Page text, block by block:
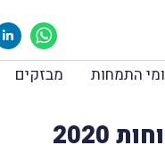
התמחות מבזקים